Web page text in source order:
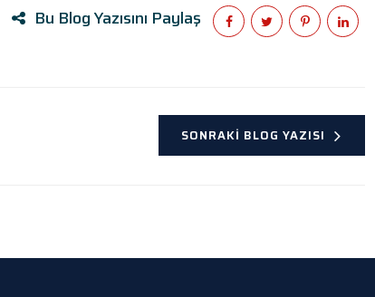
Bu Blog Yazısını Paylaş
SONRAKI BLOG YAZISI